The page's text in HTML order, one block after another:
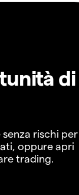
di
rischi per
oppure apri
trading.